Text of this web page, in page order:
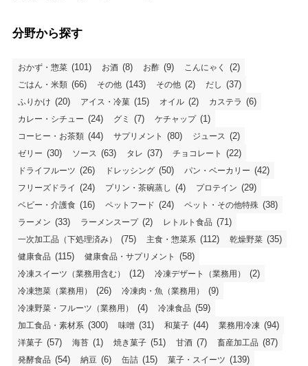
分野から探す
おかず・惣菜 (101) お酒 (8) お酢 (9) こんにゃく (2)
ごはん・米類 (66) その他 (143) その他 (2) だし (37)
ふりかけ (20) アイス・冷菓 (15) オイル (2) カステラ (6)
カレー・シチュー (24) グミ (7) ケチャップ (1)
コーヒー・お茶類 (44) サプリメント (80) ジュース (2)
ゼリー (30) ソース (63) タレ (37) チョコレート (22)
ドライフルーツ (26) ドレッシング (50) パン・ベーカリー (42)
フリーズドライ (24) プリン・茶碗蒸し (4) プロテイン (29)
ベビー・介護食 (16) ペットフード (24) ペット・その他特殊 (38)
ラーメン (33) ラーメンスープ (2) レトルト食品 (71)
一次加工品（下処理済み） (75) 主食・惣菜系 (112) 乾燥野菜 (35)
健康食品 (115) 健康食品・サプリメント (58)
冷凍スイーツ（業務用含む） (12) 冷凍デザート（業務用） (2)
冷凍惣菜（業務用） (26) 冷凍肉・魚（業務用） (9)
冷凍野菜・フルーツ（業務用） (4) 冷凍食品 (59)
加工食品・素材系 (300) 味噌 (31) 和菓子 (44) 業務用冷凍 (94)
洋菓子 (57) 海苔 (1) 焼き菓子 (51) 甘酒 (7) 畜産加工品 (87)
発酵食品 (54) 納豆 (6) 缶詰 (15) 菓子・スイーツ (139)